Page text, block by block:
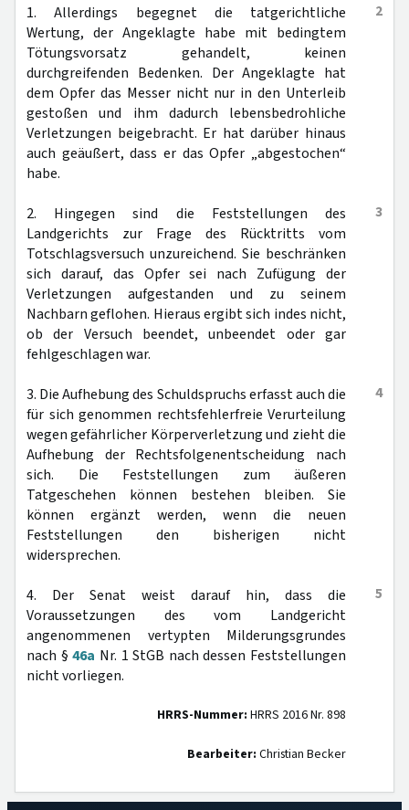
2
1. Allerdings begegnet die tatgerichtliche
Wertung, der Angeklagte habe mit bedingtem
Tötungsvorsatz gehandelt, keinen
durchgreifenden Bedenken. Der Angeklagte hat
dem Opfer das Messer nicht nur in den Unterleib
gestoßen und ihm dadurch lebensbedrohliche
Verletzungen beigebracht. Er hat darüber hinaus
auch geäußert, dass er das Opfer „abgestochen“
habe.
3
2. Hingegen sind die Feststellungen des
Landgerichts zur Frage des Rücktritts vom
Totschlagsversuch unzureichend. Sie beschränken
sich darauf, das Opfer sei nach Zufügung der
Verletzungen aufgestanden und zu seinem
Nachbarn geflohen. Hieraus ergibt sich indes nicht,
ob der Versuch beendet, unbeendet oder gar
fehlgeschlagen war.
4
3. Die Aufhebung des Schuldspruchs erfasst auch die
für sich genommen rechtsfehlerfreie Verurteilung
wegen gefährlicher Körperverletzung und zieht die
Aufhebung der Rechtsfolgenentscheidung nach
sich. Die Feststellungen zum äußeren
Tatgeschehen können bestehen bleiben. Sie
können ergänzt werden, wenn die neuen
Feststellungen den bisherigen nicht
widersprechen.
5
4. Der Senat weist darauf hin, dass die
Voraussetzungen des vom Landgericht
angenommenen vertypten Milderungsgrundes
nach §46a Nr. 1 StGB nach dessen Feststellungen
nicht vorliegen.
HRRS-Nummer: HRRS 2016 Nr. 898
Bearbeiter: Christian Becker